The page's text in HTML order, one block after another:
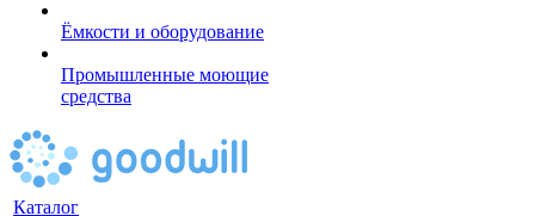
Ёмкости и оборудование
Промышленные моющие
средства
Каталог